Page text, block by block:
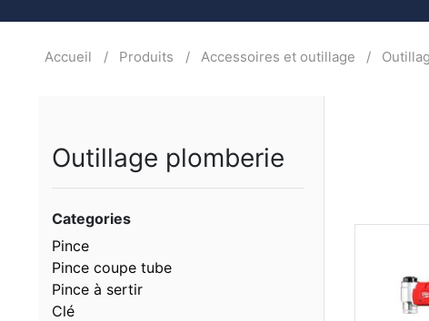
Accueil Produits Accessoires et outillage
Outillage plomberie
Categories
Pince
Pince coupe tube
Pince à sertir
Clé